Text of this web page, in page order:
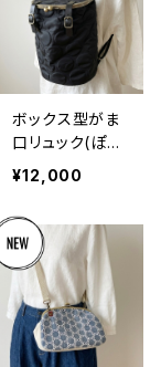
ボックス型がま
口リュック(ぽこ
ぽこドット/ブラッ
¥12,000